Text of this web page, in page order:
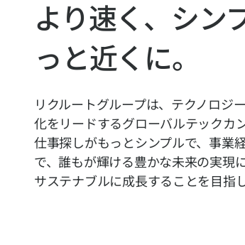
より速く、シン
っと近くに。
リクルートグループは、テクノロジ
化をリードするグローバルテックカ
仕事探しがもっとシンプルで、事業
で、誰もが輝ける豊かな未来の実現
サステナブルに成長することを目指し